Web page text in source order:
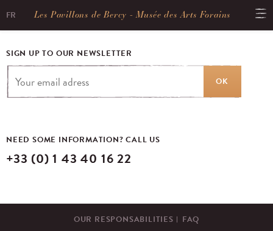
FR Les Pavillons de Bercy - Musée des Arts Forains
SIGN UP TO OUR NEWSLETTER
OK
NEED SOME INFORMATION? CALL US
+33 (0) 1 43 40 16 22
OUR RESPONSABILITIES
FAQ